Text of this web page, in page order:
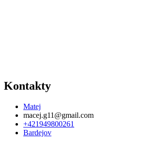
Kontakty
Matej
macej.g11@gmail.com
+421949800261
Bardejov